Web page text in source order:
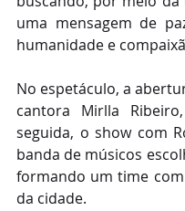
uma mensagem de
humanidade e
No espetáculo, a
cantora Mirlla
seguida, o show com
banda de músicos
formando um time
da cidade.